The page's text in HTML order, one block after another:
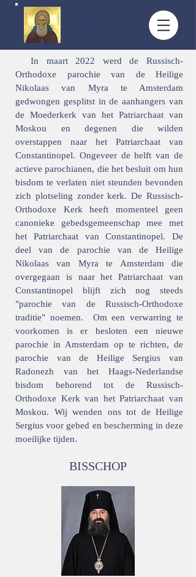
In maart 2022 werd de Russisch-
Orthodoxe parochie van de Heilige
Nikolaas van Myra te Amsterdam
gedwongen gesplitst in de aanhangers van
de Moederkerk van het Patriarchaat van
Moskou en degenen die wilden
overstappen naar het Patriarchaat van
Constantinopel. Ongeveer de helft van de
actieve parochianen, die het besluit om hun
bisdom te verlaten niet steunden bevonden
zich plotseling zonder kerk. De Russisch-
Orthodoxe Kerk heeft momenteel geen
canonieke gebedsgemeenschap mee met
het Patriarchaat van Constantinopel. De
deel van de parochie van de Heilige
Nikolaas van Myra te Amsterdam die
overgegaan is naar het Patriarchaat van
Constantinopel blijft zich nog steeds
"parochie van de Russisch-Orthodoxe
traditie" noemen. Om een verwarring te
voorkomen is er besloten een nieuwe
parochie in Amsterdam op te richten, de
parochie van de Heilige Sergius van
Radonezh van het Haags-Nederlandse
bisdom behorend tot de Russisch-
Orthodoxe Kerk van het Patriarchaat van
Moskou. Wij wenden ons tot de Heilige
Sergius voor gebed en bescherming in deze
moeilijke tijden.
BISSCHOP